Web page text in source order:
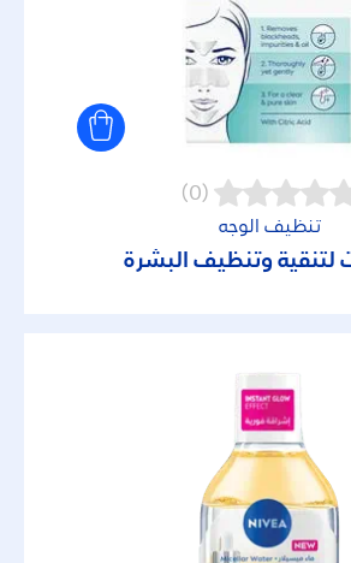
(0)
تنظيف الوجه
لتنقية وتنظيف البشرة